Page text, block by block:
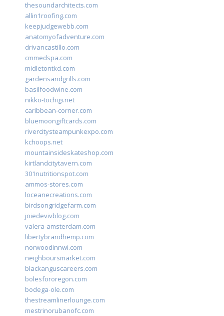
thesoundarchitects.com
allin1roofing.com
keepjudgewebb.com
anatomyofadventure.com
drivancastillo.com
cmmedspa.com
midletontkd.com
gardensandgrills.com
basilfoodwine.com
nikko-tochigi.net
caribbean-corner.com
bluemoongiftcards.com
rivercitysteampunkexpo.com
kchoops.net
mountainsideskateshop.com
kirtlandcitytavern.com
301nutritionspot.com
ammos-stores.com
loceanecreations.com
birdsongridgefarm.com
joiedevivblog.com
valera-amsterdam.com
libertybrandhemp.com
norwoodinnwi.com
neighboursmarket.com
blackanguscareers.com
bolesfororegon.com
bodega-ole.com
thestreamlinerlounge.com
mestrinorubanofc.com